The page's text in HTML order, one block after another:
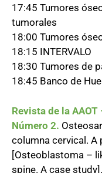
17:45 Tumores
tumorales
18:00 Tumores
18:15 INTERVALO
18:30 Tumores de
18:45 Banco de
Revista de la
Número 2.
columna cervical.
[Osteoblastoma –
spine. A case